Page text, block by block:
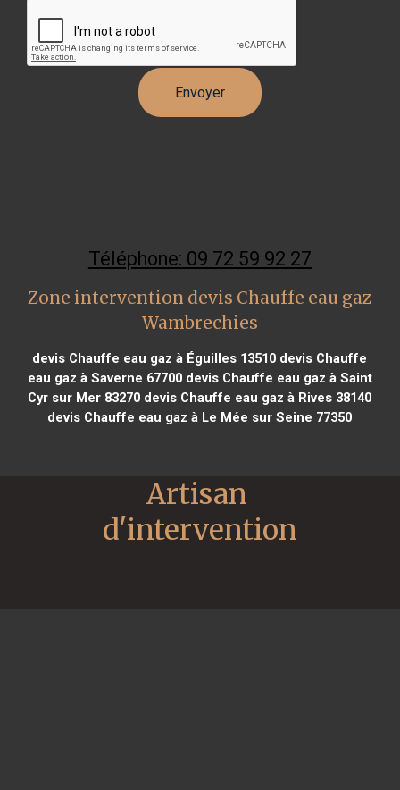
Téléphone: 09 72 59 92 27
Zone intervention devis Chauffe eau gaz
Wambrechies
devis Chauffe eau gaz à Éguilles 13510 devis Chauffe
eau gaz à Saverne 67700devis Chauffe eau gaz à Saint
Cyr sur Mer 83270 devis Chauffe eau gaz à Rives 38140
devis Chauffe eau gaz à Le Mée sur Seine 77350
Artisan
d'intervention